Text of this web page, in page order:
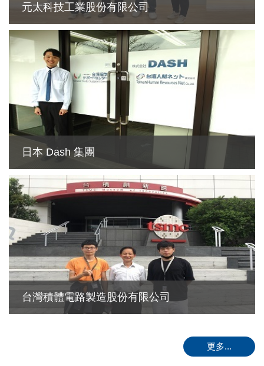
元太科技工業股份有限公司
日本 Dash 集團
台灣積體電路製造股份有限公司
更多...